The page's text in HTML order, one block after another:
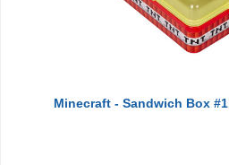
Minecraft - Sandwich Box #1